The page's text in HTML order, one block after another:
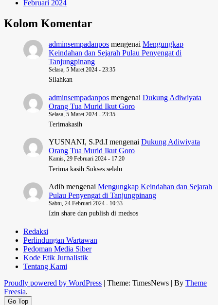
Februari 2024
Kolom Komentar
adminsempadanpos mengenai Mengungkap
Keindahan dan Sejarah Pulau Penyengat di
Tanjungpinang
Selasa, 5 Maret 2024 - 23:35
Silahkan
adminsempadanpos mengenai Dukung Adiwiyata
Orang Tua Murid Ikut Goro
Selasa, 5 Maret 2024 - 23:35
Terimakasih
YUSNANI, S.Pd.I mengenai Dukung Adiwiyata
Orang Tua Murid Ikut Goro
Kamis, 29 Februari 2024 - 17:20
Terima kasih Sukses selalu
Adib mengenai Mengungkap Keindahan dan Sejarah
Pulau Penyengat di Tanjungpinang
Sabtu, 24 Februari 2024 - 10:33
Izin share dan publish di medsos
Redaksi
Perlindungan Wartawan
Pedoman Media Siber
Kode Etik Jurnalistik
Tentang Kami
Proudly powered by WordPress | Theme: TimesNews | By Theme
Freesia.
Go Top